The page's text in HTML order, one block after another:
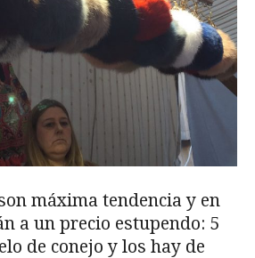
máxima tendencia y en
a un precio estupendo: 5
de conejo y los hay de